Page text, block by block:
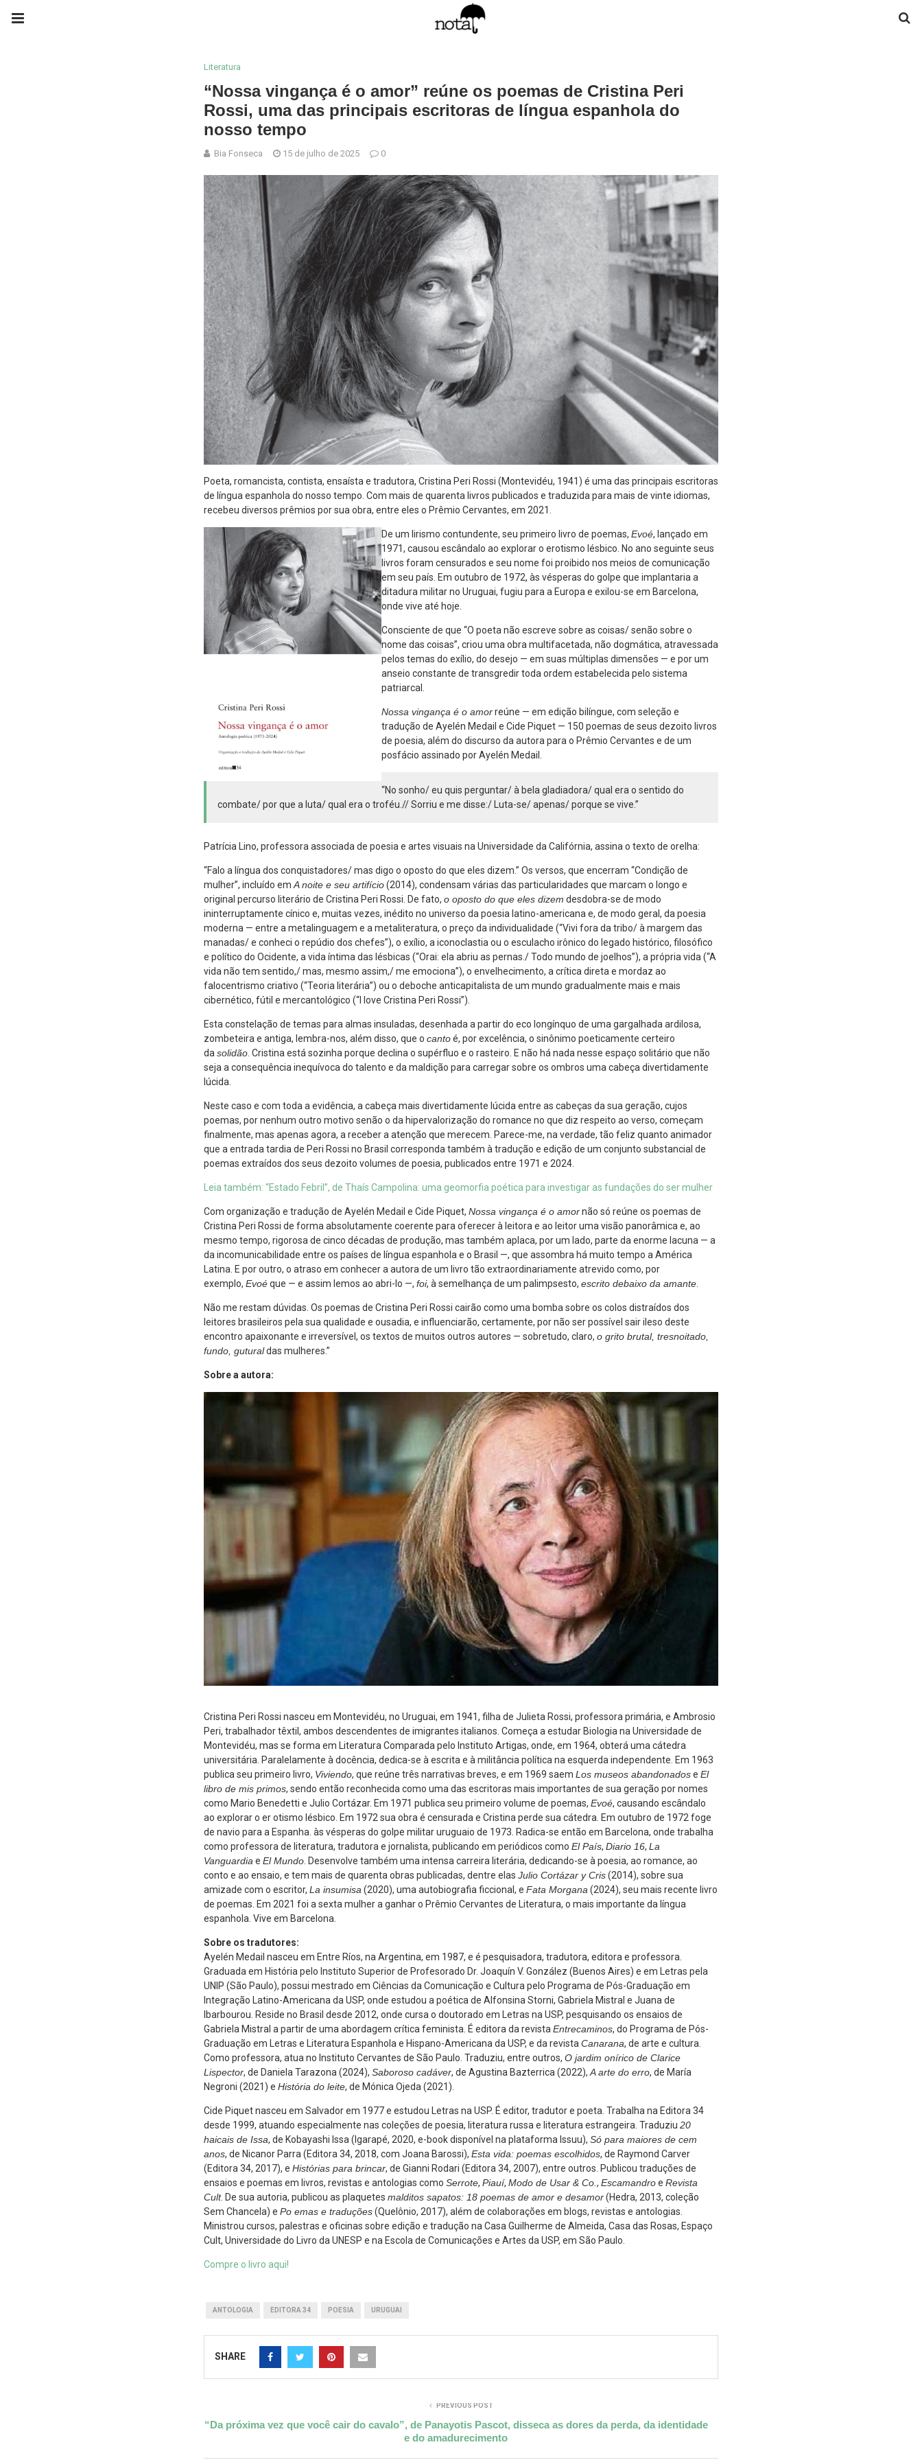
Literatura
“Nossa vingança é o amor” reúne os poemas de Cristina Peri
Rossi, uma das principais escritoras de língua espanhola do
nosso tempo
Bia Fonseca 15 de julho de 2025 0
Poeta, romancista, contista, ensaísta e tradutora, Cristina Peri Rossi (Montevidéu, 1941) é uma das principais escritoras
de língua espanhola do nosso tempo. Com mais de quarenta livros publicados e traduzida para mais de vinte idiomas,
recebeu diversos prêmios por sua obra, entre eles o Prêmio Cervantes, em 2021.
De um lirismo contundente, seu primeiro livro de poemas, Evoé, lançado em
1971, causou escândalo ao explorar o erotismo lésbico. No ano seguinte seus
livros foram censurados e seu nome foi proibido nos meios de comunicação
em seu país. Em outubro de 1972, às vésperas do golpe que implantaria a
ditadura militar no Uruguai, fugiu para a Europa e exilou-se em Barcelona,
onde vive até hoje.
Consciente de que “O poeta não escreve sobre as coisas/ senão sobre o
nome das coisas”, criou uma obra multifacetada, não dogmática, atravessada
pelos temas do exílio, do desejo — em suas múltiplas dimensões — e por um
anseio constante de transgredir toda ordem estabelecida pelo sistema
patriarcal.
Nossa vingança é o amorreúne — em edição bilíngue, com seleção e
tradução de Ayelén Medail e Cide Piquet — 150 poemas de seus dezoito livros
de poesia, além do discurso da autora para o Prêmio Cervantes e de um
posfácio assinado por Ayelén Medail.
“No sonho/ eu quis perguntar/ à bela gladiadora/ qual era o sentido do
combate/ por que a luta/ qual era o troféu.// Sorriu e me disse:/ Luta-se/ apenas/ porque se vive.”
Patrícia Lino, professora associada de poesia e artes visuais na Universidade da Califórnia, assina o texto de orelha:
“Falo a língua dos conquistadores/ mas digo o oposto do que eles dizem.” Os versos, que encerram “Condição de
mulher”, incluído em A noite e seu artifício(2014), condensam várias das particularidades que marcam o longo e
original percurso literário de Cristina Peri Rossi. De fato, o oposto do que eles dizem desdobra-se de modo
ininterruptamente cínico e, muitas vezes, inédito no universo da poesia latino-americana e, de modo geral, da poesia
moderna — entre a metalinguagem e a metaliteratura, o preço da individualidade (“Vivi fora da tribo/ à margem das
manadas/ e conheci o repúdio dos chefes”), o exílio, a iconoclastia ou o esculacho irônico do legado histórico, filosófico
e político do Ocidente, a vida íntima das lésbicas (“Orai: ela abriu as pernas./ Todo mundo de joelhos”), a própria vida (“A
vida não tem sentido,/ mas, mesmo assim,/ me emociona”), o envelhecimento, a crítica direta e mordaz ao
falocentrismo criativo (“Teoria literária”) ou o deboche anticapitalista de um mundo gradualmente mais e mais
cibernético, fútil e mercantológico (“I love Cristina Peri Rossi”).
Esta constelação de temas para almas insuladas, desenhada a partir do eco longínquo de uma gargalhada ardilosa,
zombeteira e antiga, lembra-nos, além disso, que o cantoé, por excelência, o sinônimo poeticamente certeiro
da solidão . Cristina está sozinha porque declina o supérfluo e o rasteiro. E não há nada nesse espaço solitário que não
seja a consequência inequívoca do talento e da maldição para carregar sobre os ombros uma cabeça divertidamente
lúcida.
Neste caso e com toda a evidência, a cabeça mais divertidamente lúcida entre as cabeças da sua geração, cujos
poemas, por nenhum outro motivo senão o da hipervalorização do romance no que diz respeito ao verso, começam
finalmente, mas apenas agora, a receber a atenção que merecem. Parece-me, na verdade, tão feliz quanto animador
que a entrada tardia de Peri Rossi no Brasil corresponda também à tradução e edição de um conjunto substancial de
poemas extraídos dos seus dezoito volumes de poesia, publicados entre 1971 e 2024.
Leia também: “Estado Febril”, de Thaís Campolina: uma geomorfia poética para investigar as fundações do ser mulher
Com organização e tradução de Ayelén Medail e Cide Piquet, Nossa vingança é o amornão só reúne os poemas de
Cristina Peri Rossi de forma absolutamente coerente para oferecer à leitora e ao leitor uma visão panorâmica e, ao
mesmo tempo, rigorosa de cinco décadas de produção, mas também aplaca, por um lado, parte da enorme lacuna — a
da incomunicabilidade entre os países de língua espanhola e o Brasil —, que assombra há muito tempo a América
Latina. E por outro, o atraso em conhecer a autora de um livro tão extraordinariamente atrevido como, por
exemplo, Evoéque — e assim lemos ao abri-lo —, foi, à semelhança de um palimpsesto, escrito debaixo da amante
Não me restam dúvidas. Os poemas de Cristina Peri Rossi cairão como uma bomba sobre os colos distraídos dos
leitores brasileiros pela sua qualidade e ousadia, e influenciarão, certamente, por não ser possível sair ileso deste
encontro apaixonante e irreversível, os textos de muitos outros autores — sobretudo, claro, o grito brutal, tresnoitado,
fundo, guturaldas mulheres.”
Sobre a autora:
Cristina Peri Rossi nasceu em Montevidéu, no Uruguai, em 1941, filha de Julieta Rossi, professora primária, e Ambrosio
Peri, trabalhador têxtil, ambos descendentes de imigrantes italianos. Começa a estudar Biologia na Universidade de
Montevidéu, mas se forma em Literatura Comparada pelo Instituto Artigas, onde, em 1964, obterá uma cátedra
universitária. Paralelamente à docência, dedica-se à escrita e à militância política na esquerda independente. Em 1963
publica seu primeiro livro, Viviendo, que reúne três narrativas breves, e em 1969 saem Los museos abandonadose El
libro de mis primos, sendo então reconhecida como uma das escritoras mais importantes de sua geração por nomes
como Mario Benedetti e Julio Cortázar. Em 1971 publica seu primeiro volume de poemas, Evoé, causando escândalo
ao explorar o er otismo lésbico. Em 1972 sua obra é censurada e Cristina perde sua cátedra. Em outubro de 1972 foge
de navio para a Espanha. às vésperas do golpe militar uruguaio de 1973. Radica-se então em Barcelona, onde trabalha
como professora de literatura, tradutora e jornalista, publicando em periódicos como El País, Diario 16, La
Vanguardia e El Mundo . Desenvolve também uma intensa carreira literária, dedicando-se à poesia, ao romance, ao
conto e ao ensaio, e tem mais de quarenta obras publicadas, dentre elas Julio Cortázar y Cris(2014), sobre sua
amizade com o escritor, La insumisa (2020), uma autobiografia ficcional, e Fata Morgana (2024), seu mais recente livro
de poemas. Em 2021 foi a sexta mulher a ganhar o Prêmio Cervantes de Literatura, o mais importante da língua
espanhola. Vive em Barcelona.
Sobre os tradutores:
Ayelén Medail nasceu em Entre Ríos, na Argentina, em 1987, e é pesquisadora, tradutora, editora e professora.
Graduada em História pelo Instituto Superior de Profesorado Dr. Joaquín V. González (Buenos Aires) e em Letras pela
UNIP (São Paulo), possui mestrado em Ciências da Comunicação e Cultura pelo Programa de Pós-Graduação em
Integração Latino-Americana da USP, onde estudou a poética de Alfonsina Storni, Gabriela Mistral e Juana de
Ibarbourou. Reside no Brasil desde 2012, onde cursa o doutorado em Letras na USP, pesquisando os ensaios de
Gabriela Mistral a partir de uma abordagem crítica feminista. É editora da revista Entrecaminos, do Programa de Pós-
Graduação em Letras e Literatura Espanhola e Hispano-Americana da USP, e da revista Canarana, de arte e cultura.
Como professora, atua no Instituto Cervantes de São Paulo. Traduziu, entre outros, O jardim onírico de Clarice
Lispector, de Daniela Tarazona (2024), Saboroso cadáver, de Agustina Bazterrica (2022), A arte do erro, de María
Negroni (2021) e História do leite, de Mónica Ojeda (2021).
Cide Piquet nasceu em Salvador em 1977 e estudou Letras na USP. É editor, tradutor e poeta. Trabalha na Editora 34
desde 1999, atuando especialmente nas coleções de poesia, literatura russa e literatura estrangeira. Traduziu 20
haicais de Issa, de Kobayashi Issa (Igarapé, 2020, e-book disponível na plataforma Issuu), Só para maiores de cem
anos, de Nicanor Parra (Editora 34, 2018, com Joana Barossi), Esta vida: poemas escolhidos, de Raymond Carver
(Editora 34, 2017), e Histórias para brincar, de Gianni Rodari (Editora 34, 2007), entre outros. Publicou traduções de
ensaios e poemas em livros, revistas e antologias como Serrote, Piauí, Modo de Usar & Co. , Escamandroe Revista
Cult. De sua autoria, publicou as plaquetes malditos sapatos: 18 poemas de amor e desamor(Hedra, 2013, coleção
Sem Chancela) e Po emas e traduções(Quelônio, 2017), além de colaborações em blogs, revistas e antologias.
Ministrou cursos, palestras e oficinas sobre edição e tradução na Casa Guilherme de Almeida, Casa das Rosas, Espaço
Cult, Universidade do Livro da UNESP e na Escola de Comunicações e Artes da USP, em São Paulo.
Compre o livro aqui!
ANTOLOGIA EDITORA 34 POESIA URUGUAI
SHARE
PREVIOUS POST
“Da próxima vez que você cair do cavalo”, de Panayotis Pascot, disseca as dores da perda, da identidade
e do amadurecimento